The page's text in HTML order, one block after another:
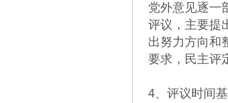
党外意见逐一
评议，主要提
出努力方向和
要求，民主评
4、评议时间